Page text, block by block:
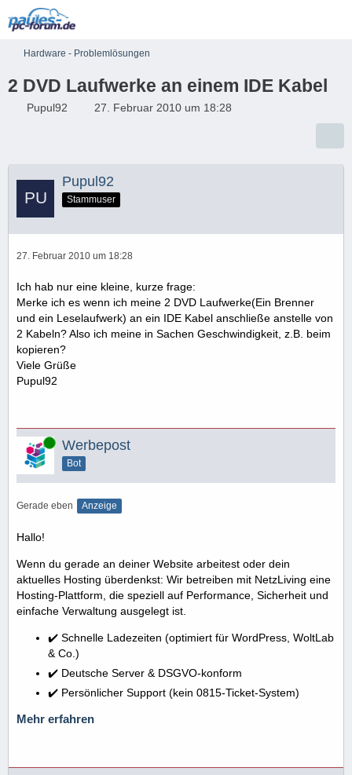
Hardware - Problemlösungen
2 DVD Laufwerke an einem IDE Kabel
Pupul92 27. Februar 2010 um 18:28
Pupul92
Stammuser
27. Februar 2010 um 18:28
Ich hab nur eine kleine, kurze frage:
Merke ich es wenn ich meine 2 DVD Laufwerke(Ein Brenner
und ein Leselaufwerk) an ein IDE Kabel anschließe anstelle von
2 Kabeln? Also ich meine in Sachen Geschwindigkeit, z.B. beim
kopieren?
Viele Grüße
Pupul92
Online Werbepost
Bot
Gerade eben Anzeige
Hallo!
Wenn du gerade an deiner Website arbeitest oder dein
aktuelles Hosting überdenkst: Wir betreiben mit NetzLiving eine
Hosting-Plattform, die speziell auf Performance, Sicherheit und
einfache Verwaltung ausgelegt ist.
✔️ Schnelle Ladezeiten (optimiert für WordPress, WoltLab
& Co.)
✔️ Deutsche Server & DSGVO-konform
✔️ Persönlicher Support (kein 0815-Ticket-System)
Mehr erfahren